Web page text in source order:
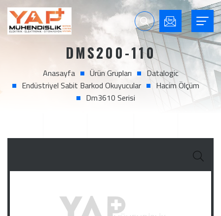
DMS200-110
Anasayfa Ürün Grupları
Datalogic
Endüstriyel Sabit Barkod Okuyucular
Hacim Ölçüm
Dm3610 Serisi